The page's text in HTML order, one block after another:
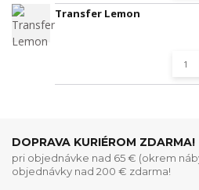
Transfer Lemon
DOPRAVA KURIÉROM ZDARMA!
pri objednávke nad 65 € (okrem
objednávky nad 200 € zdarma!